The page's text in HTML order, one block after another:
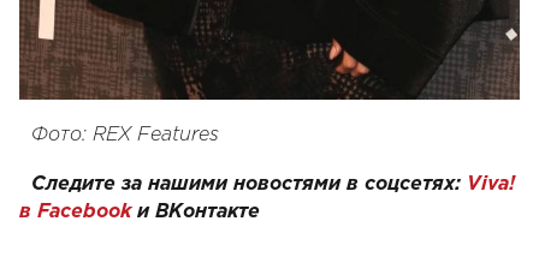
Фото: REX Features
Следите за нашими новостями в соцсетях: Viva!
в Facebookи ВКонтакте